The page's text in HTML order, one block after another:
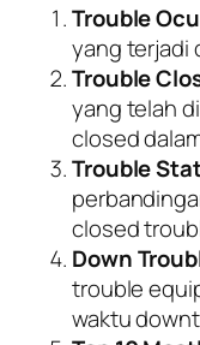
Trouble
yang terjadi
Trouble
yang telah
closed
Trouble
closed
Down
trouble
waktu